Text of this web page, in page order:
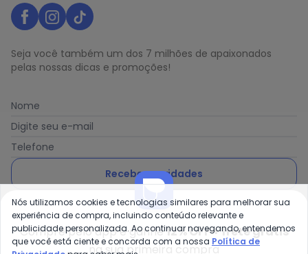
Seja você também um dos 7 milhões de apaixonados
pelas nossas dicas e promoções!
Nome
Digite seu e-mail
Telefone
Receber novidades
Ao enviar o cadastro, você concorda com a nossa Política
de Privacidade
Compre pelo app e ganhe12% OFF + frete grátis
na sua primeira compra
Nós utilizamos cookies e tecnologias similares para melhorar sua
experiência de compra, incluindo conteúdo relevante e
publicidade personalizada. Ao continuar navegando, entendemos
que você está ciente e concorda com a nossa Política de